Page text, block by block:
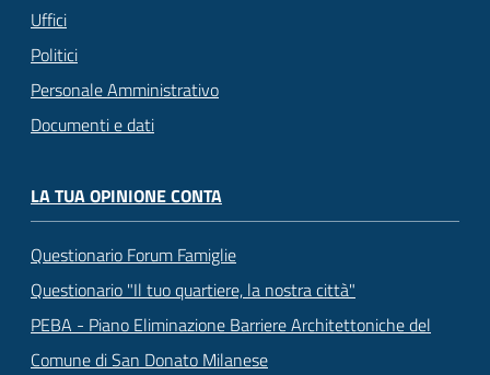
Uffici
Politici
Personale Amministrativo
Documenti e dati
LA TUA OPINIONE CONTA
Questionario Forum Famiglie
Questionario "Il tuo quartiere, la nostra città"
PEBA - Piano Eliminazione Barriere Architettoniche del
Comune di San Donato Milanese